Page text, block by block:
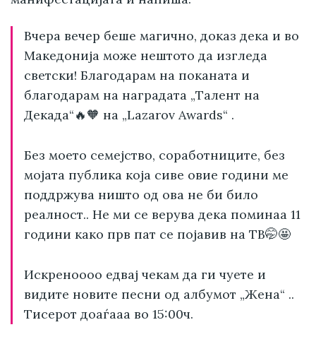
Вчера вечер беше магично, доказ дека и во
Македонија може нештото да изгледа
светски! Благодарам на поканата и
благодарам на наградата „Талент на
Декада“🔥🧡 на „Lazarov Awards“ .
Без моето семејство, соработниците, без
мојата публика која сиве овие години ме
поддржува ништо од ова не би било
реалност.. Не ми се верува дека поминаа 11
години како прв пат се појавив на ТВ🤭🤩
Искреноооо едвај чекам да ги чуете и
видите новите песни од албумот „Жена“ ..
Тисерот доаѓааа во 15:00ч.